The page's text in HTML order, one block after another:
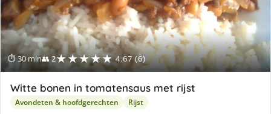
⏱ 30 min👥 2★★★★★ 4.67 (6)
Witte bonen in tomatensaus met rijst
Avondeten & hoofdgerechten Rijst